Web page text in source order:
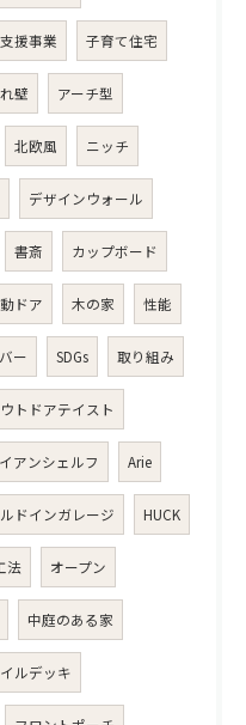
援事業 子育て住宅
壁 アーチ型
北欧風 ニッチ
デザインウォール
書斎 カップボード
ドア 木の家 性能
ー SDGs 取り組み
トドアテイスト
アンシェルフ Arie
ドインガレージ HUCK
法 オープン
中庭のある家
ルデッキ